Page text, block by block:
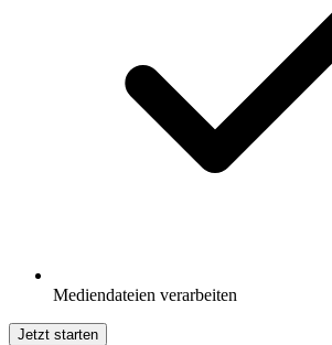
Mediendateien verarbeiten
Jetzt starten